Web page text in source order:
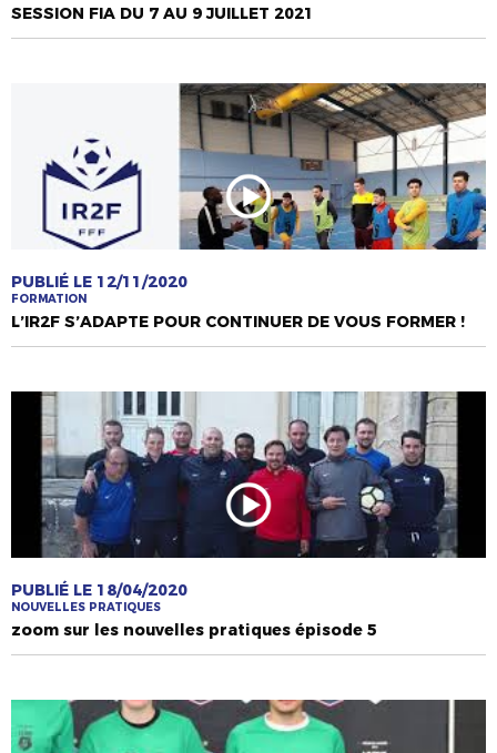
SESSION FIA DU 7 AU 9 JUILLET 2021
PUBLIÉ LE 12/11/2020
FORMATION
L’IR2F S’ADAPTE POUR CONTINUER DE VOUS FORMER !
PUBLIÉ LE 18/04/2020
NOUVELLES PRATIQUES
zoom sur les nouvelles pratiques épisode 5